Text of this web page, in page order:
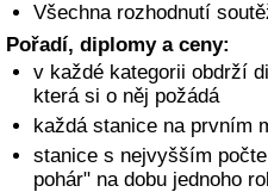
Všechna rozhodnutí
Pořadí, diplomy a ceny:
v každé kategorii obdrží
která si o něj požádá
každá stanice na prvním
stanice s nejvyšším
pohár" na dobu jednoho